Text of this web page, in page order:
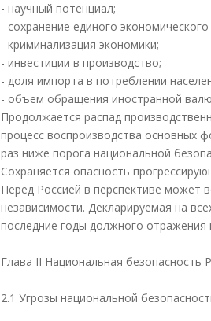
- научный потенциал;
- сохранение единого
- криминализация экономики;
- инвестиции в производство;
- доля импорта в потреблении
- объем обращения иностранной
Продолжается распад
процесс воспроизводства основных
раз ниже порога национальной
Сохраняется опасность
Перед Россией в перспективе может
независимости. Декларируемая на
последние годы должного отражения
Глава II Национальная безопасность
2.1 Угрозы национальной